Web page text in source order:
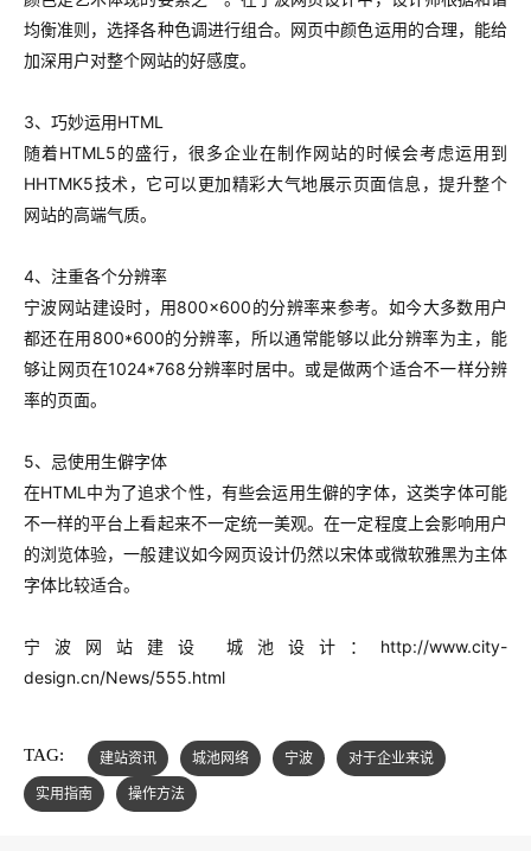
均衡准则，选择各种色调进行组合。网页中颜色运用的合理，能给
加深用户对整个网站的好感度。
3、巧妙运用HTML
随着HTML5的盛行，很多企业在制作网站的时候会考虑运用到
HHTMK5技术，它可以更加精彩大气地展示页面信息，提升整个
网站的高端气质。
4、注重各个分辨率
宁波网站建设时，用800×600的分辨率来参考。如今大多数用户
都还在用800*600的分辨率，所以通常能够以此分辨率为主，能
够让网页在1024*768分辨率时居中。或是做两个适合不一样分辨
率的页面。
5、忌使用生僻字体
在HTML中为了追求个性，有些会运用生僻的字体，这类字体可能
不一样的平台上看起来不一定统一美观。在一定程度上会影响用户
的浏览体验，一般建议如今网页设计仍然以宋体或微软雅黑为主体
字体比较适合。
宁波网站建设 城池设计： http://www.city-
design.cn/News/555.html
TAG: 建站资讯 城池网络 宁波
对于企业来说
实用指南
操作方法